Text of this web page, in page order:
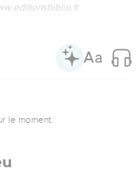
le moment.